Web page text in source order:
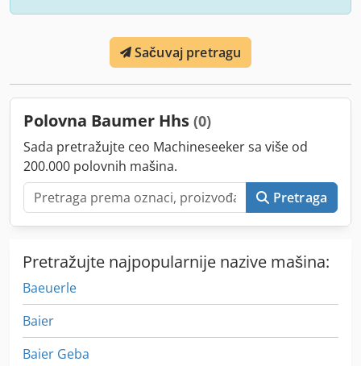
Sačuvaj pretragu
Polovna Baumer Hhs (0)
Sada pretražujte ceo Machineseeker sa više od
200.000 polovnih mašina.
Pretraga
Pretražujte najpopularnije nazive mašina:
Baeuerle
Baier
Baier Geba